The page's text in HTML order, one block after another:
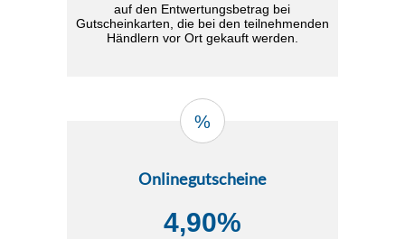
auf den Entwertungsbetrag bei
Gutscheinkarten, die bei den teilnehmenden
Händlern vor Ort gekauft werden.
%
Onlinegutscheine
4,90%